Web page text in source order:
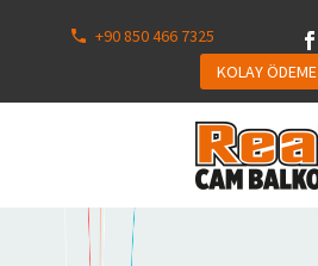
+90 850 466 7325
KOLAY ÖDEME